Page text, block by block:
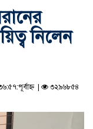
নিলেন
|
৩২৯৬৮৫৪